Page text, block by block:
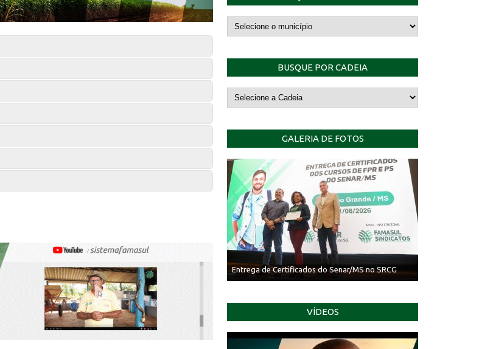
BUSQUE POR CADEIA
GALERIA DE FOTOS
Entrega de Certificados do Senar/MS no SRCG
VÍDEOS